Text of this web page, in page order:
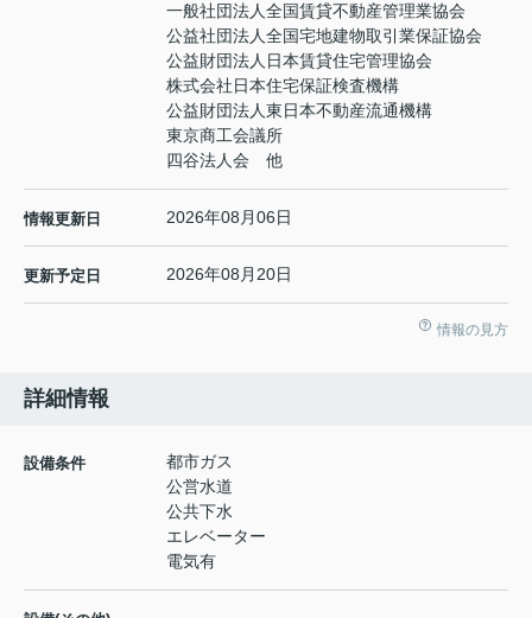
一般社団法人全国賃貸不動産管理業協会
公益社団法人全国宅地建物取引業保証協会
公益財団法人日本賃貸住宅管理協会
株式会社日本住宅保証検査機構
公益財団法人東日本不動産流通機構
東京商工会議所
四谷法人会 他
情報更新日 2026年08月06日
更新予定日 2026年08月20日
情報の見方
詳細情報
設備条件
都市ガス
公営水道
公共下水
エレベーター
電気有